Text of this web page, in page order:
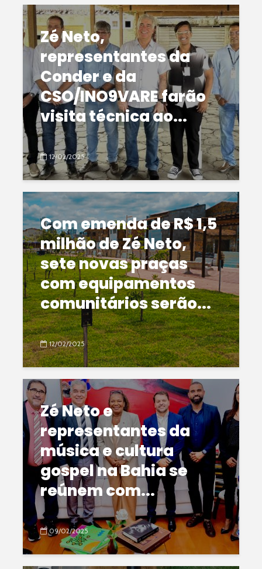
Zé Neto,
representantes da
Conder e da
CSO/INO9VARE farão
visita técnica ao...
12/02/2025
Com emenda de R$ 1,5
milhão de Zé Neto,
sete novas praças
com equipamentos
comunitários serão...
12/02/2025
Zé Neto e
representantes da
música e cultura
gospel na Bahia se
reúnem com...
09/02/2025